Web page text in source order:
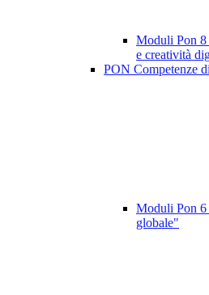
Moduli Pon 8
e creatività
PON Competenze
Moduli Pon 6
globale"